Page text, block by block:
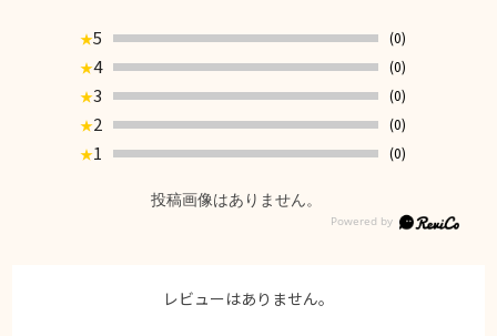
★5
(0)
★4
(0)
★3
(0)
★2
(0)
★1 (0)
投稿画像はありません。
レビューはありません。